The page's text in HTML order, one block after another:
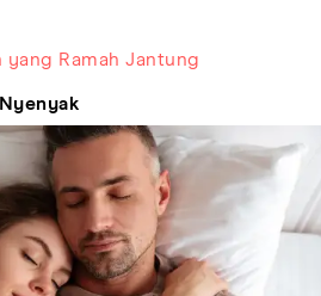
yang Ramah Jantung